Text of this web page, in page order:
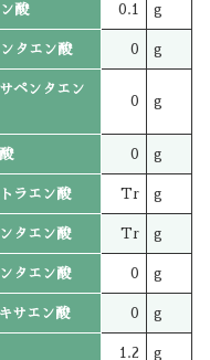
酸 0.1 g
タエン酸 0 g
ペンタエン
0 g
0 g
ラエン酸 Tr g
タエン酸 Tr g
タエン酸 0 g
サエン酸 0 g
1.2 g